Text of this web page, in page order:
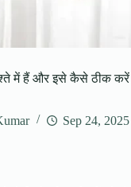
में हैं और इसे कैसे ठीक करें
Sep 24, 2025